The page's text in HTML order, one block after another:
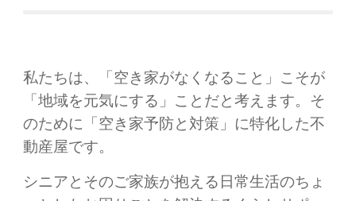
私たちは、「空き家がなくなること」こそが
「地域を元気にする」ことだと考えます。そ
のために「空き家予防と対策」に特化した不
動産屋です。
シニアとそのご家族が抱える日常生活のちょ